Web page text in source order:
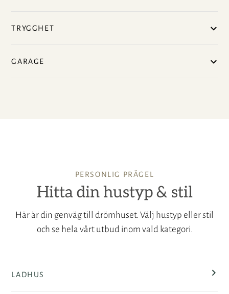
TRYGGHET
GARAGE
PERSONLIG PRÄGEL
Hitta din hustyp & stil
Här är din genväg till drömhuset. Välj hustyp eller stil
och se hela vårt utbud inom vald kategori.
LADHUS